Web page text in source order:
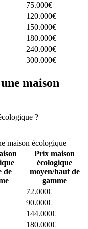
75.000€
120.000€
150.000€
180.000€
240.000€
300.000€
maison
?
maison écologique
de
Prix maison
écologique
moyen/haut de
gamme
72.000€
90.000€
144.000€
180.000€